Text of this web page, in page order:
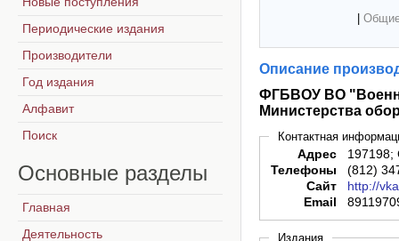
Описание
ФГБВОУ ВО
Министерства
Контактная
Адрес
197198;
Телефоны
(812)
Сайт
http://
Email
Издания
Периодические издания
Производители
Год издания
Алфавит
Поиск
Основные разделы
Главная
Деятельность